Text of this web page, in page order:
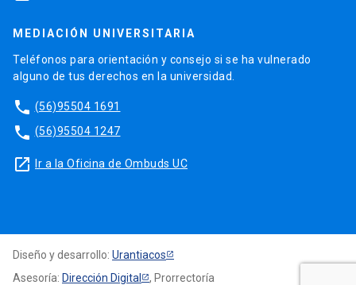
MEDIACIÓN UNIVERSITARIA
Teléfonos para orientación y consejo si se ha vulnerado
alguno de tus derechos en la universidad.
phone (56)95504 1691
phone (56)95504 1247
launch Ir a la Oficina de Ombuds UC
Diseño y desarrollo: Urantiacos
Asesoría: Dirección Digital , Prorrectoría